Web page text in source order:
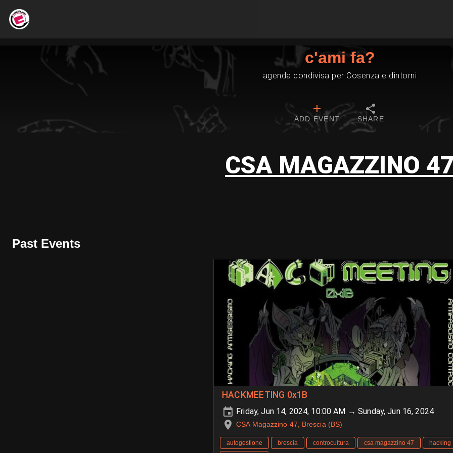
c'ami fa?
agenda condivisa per Cosenza e dintorni
ADD EVENT SHARE
CSA MAGAZZINO
Past Events
HACKMEETING 0x1B
Friday, Jun 14, 2024, 10:00 AM → Sunday, Jun 16, 2024
CSA Magazzino 47, Brescia (BS)
autogestione brescia controcultura csa magazzino 47 hacking